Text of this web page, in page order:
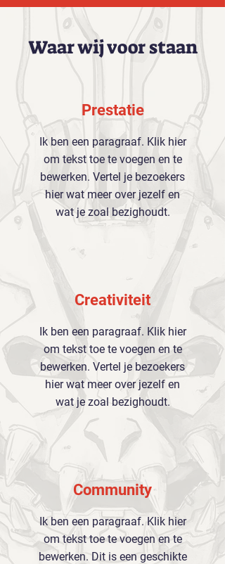
Waar wij voor staan
Prestatie
Ik ben een paragraaf. Klik hier
om tekst toe te voegen en te
bewerken. Vertel je bezoekers
hier wat meer over jezelf en
wat je zoal bezighoudt.
Creativiteit
Ik ben een paragraaf. Klik hier
om tekst toe te voegen en te
bewerken. Vertel je bezoekers
hier wat meer over jezelf en
wat je zoal bezighoudt.
Community
Ik ben een paragraaf. Klik hier
om tekst toe te voegen en te
bewerken. Dit is een geschikte